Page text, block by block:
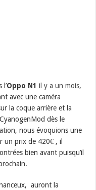
l’Oppo N1 il y a un mois,
avec une caméra
la coque arrière et la
dès le
nous évoquions une
un prix de 420€ , il
bien avant puisqu’il
auront la